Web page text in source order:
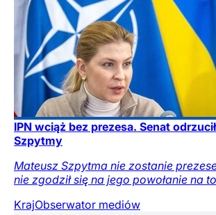
IPN wciąż bez prezesa. Senat
Szpytmy
Mateusz Szpytma nie zostanie
nie zgodził się na jego powołanie na
KrajObserwator mediów